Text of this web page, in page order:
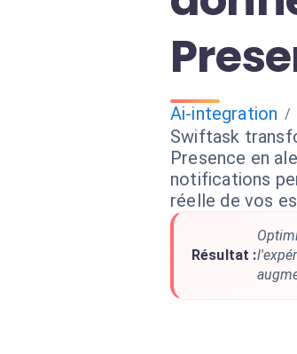
Ai-integration /
Swiftask
Presence en
notifications
réelle de vos
Résultat :